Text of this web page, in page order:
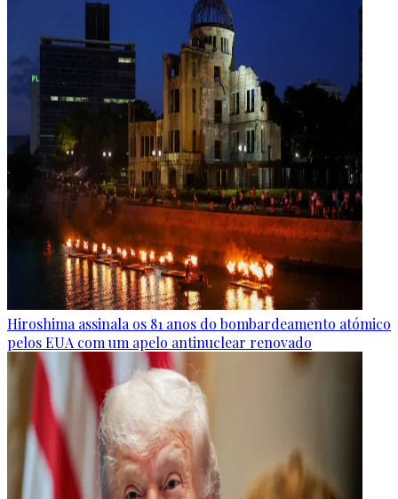
Hiroshima assinala os 81 anos do bombardeamento atómico
pelos EUA com um apelo antinuclear renovado